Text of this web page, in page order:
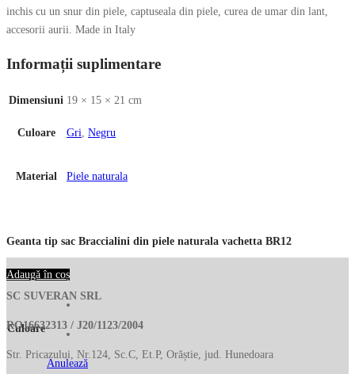
inchis cu un snur din piele, captuseala din piele, curea de umar din lant,
accesorii aurii. Made in Italy
Informații suplimentare
Dimensiuni 19 × 15 × 21 cm
Culoare Gri, Negru
Material Piele naturala
Geanta tip sac Braccialini din piele naturala vachetta BR12
Adaugă în coș
Culoare
Anulează
SC SUVERAN SRL
RO16632313 / J20/1123/2004
Str. Pricazului, Nr.124, Sc.C, Et.P, Orăștie, jud. Hunedoara